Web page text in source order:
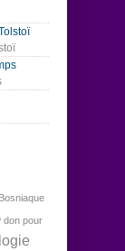
Bosniaque
don pour